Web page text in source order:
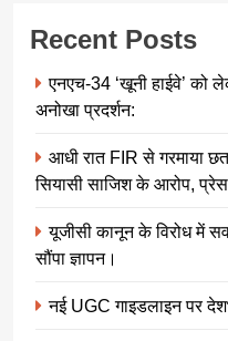
Recent Posts
एनएच-34 ‘खूनी हाईवे’ को
अनोखा प्रदर्शन:
आधी रात FIR से गरमाया
सियासी साजिश के आरोप,
यूजीसी कानून के विरोध में
सौंपा ज्ञापन।
नई UGC गाइडलाइन पर